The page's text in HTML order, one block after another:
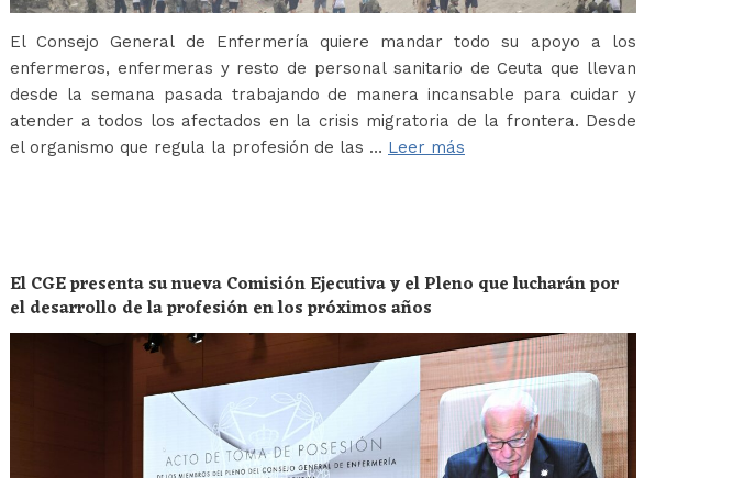
El Consejo General de Enfermería quiere mandar todo su apoyo a los
enfermeros, enfermeras y resto de personal sanitario de Ceuta que llevan
desde la semana pasada trabajando de manera incansable para cuidar y
atender a todos los afectados en la crisis migratoria de la frontera. Desde
el organismo que regula la profesión de las … Leer más
El CGE presenta su nueva Comisión Ejecutiva y el Pleno que lucharán por
el desarrollo de la profesión en los próximos años